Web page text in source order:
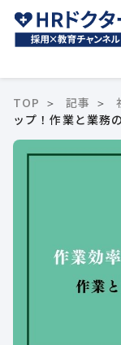
TOP 記事
ップ！作業と業務